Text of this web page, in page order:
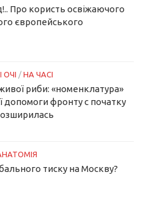
Про користь освіжаючого
європейського
ОЧІ / НА ЧАСІ
риби: «номенклатура»
допомоги фронту с початку
тиску на Москву?